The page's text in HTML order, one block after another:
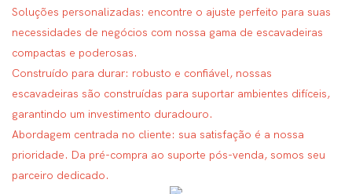
Soluções personalizadas: encontre o ajuste perfeito para suas
necessidades de negócios com nossa gama de escavadeiras
compactas e poderosas.
Construído para durar: robusto e confiável, nossas
escavadeiras são construídas para suportar ambientes difíceis,
garantindo um investimento duradouro.
Abordagem centrada no cliente: sua satisfação é a nossa
prioridade. Da pré-compra ao suporte pós-venda, somos seu
parceiro dedicado.